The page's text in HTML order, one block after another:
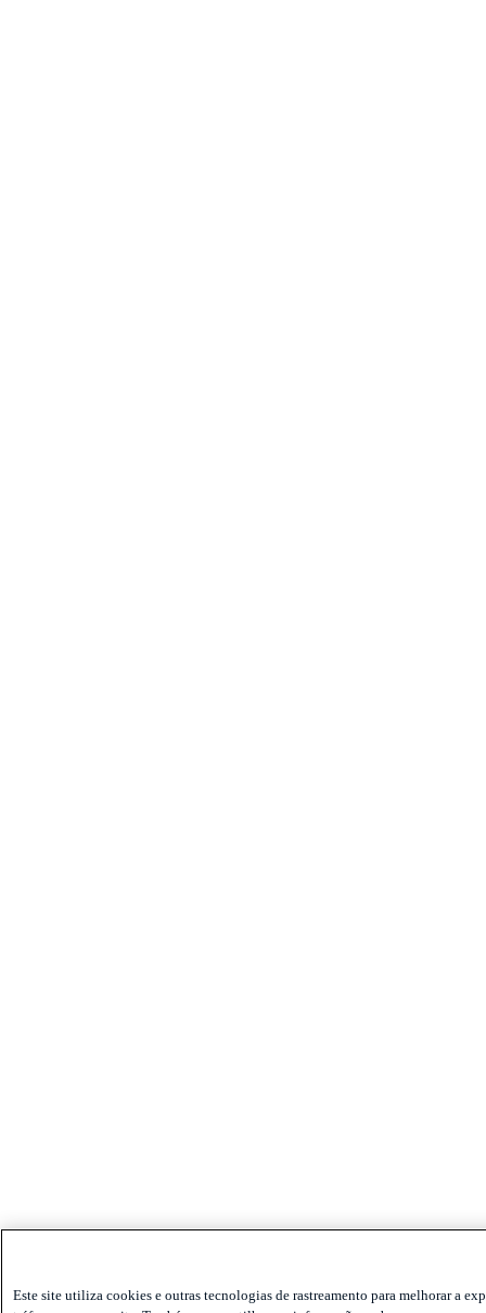
Este site utiliza cookies e outras tecnologias de rastreamento para melhorar a